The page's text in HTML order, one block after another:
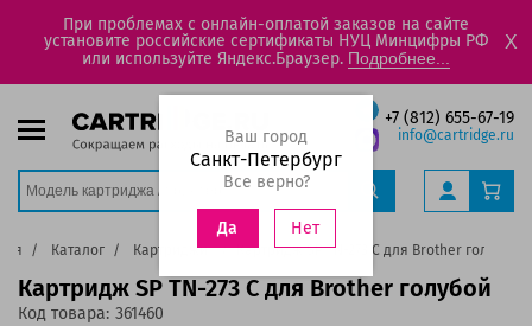
При проблемах с онлайн-оплатой заказов на сайте
установите российские сертификаты НУЦ Минцифры РФ
или используйте Яндекс.Браузер. Подробнее...
X
+7 (812) 655-67-19
info@cartridge.ru
Ваш город
Санкт-Петербург
Все верно?
Да Нет
Каталог Картриджи Картридж SP TN-273 C для Brother голубой
Картридж SP TN-273 C для Brother голубой
Код товара: 361460